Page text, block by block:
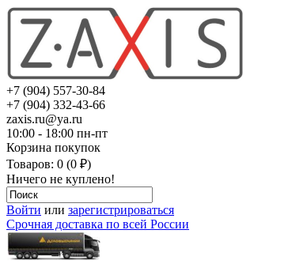
+7 (904) 557-30-84
+7 (904) 332-43-66
zaxis.ru@ya.ru
10:00 - 18:00 пн-пт
Корзина покупок
Товаров: 0 (0 ₽)
Ничего не куплено!
Войти или зарегистрироваться
Срочная доставка по всей России